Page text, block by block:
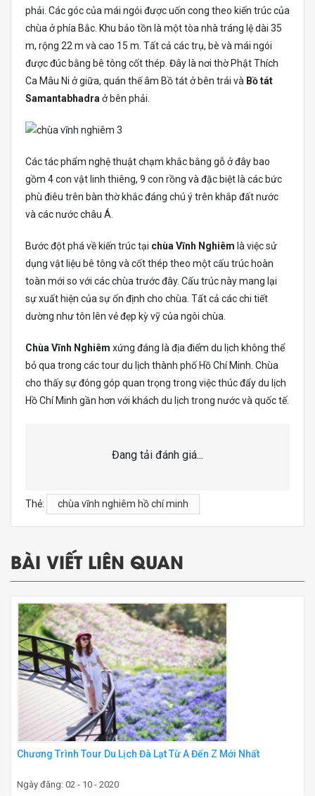
phải. Các góc của mái ngói được uốn cong theo kiến ​​trúc của
chùa ở phía Bắc. Khu bảo tồn là một tòa nhà tráng lệ dài 35
m, rộng 22 m và cao 15 m. Tất cả các trụ, bè và mái ngói
được đúc bằng bê tông cốt thép. Đây là nơi thờ Phật Thích
Ca Mâu Ni ở giữa, quán thế âm Bồ tát ở bên trái và Bồ tát
Samantabhadraở bên phải.
Các tác phẩm nghệ thuật chạm khắc bằng gỗ ở đây bao
gồm 4 con vật linh thiêng, 9 con rồng và đặc biệt là các bức
phù điêu trên bàn thờ khắc đáng chú ý trên khắp đất nước
và các nước châu Á.
Bước đột phá về kiến ​​trúc tại chùa Vĩnh Nghiêm là việc sử
dụng vật liệu bê tông và cốt thép theo một cấu trúc hoàn
toàn mới so với các chùa trước đây. Cấu trúc này mang lại
sự xuất hiện của sự ổn định cho chùa. Tất cả các chi tiết
dường như tôn lên vẻ đẹp kỳ vỹ của ngôi chùa.
Chùa Vĩnh Nghiêm xứng đáng là địa điểm du lịch không thể
bỏ qua trong các tour du lịch thành phố Hồ Chí Minh. Chùa
cho thấy sự đóng góp quan trọng trong việc thúc đẩy du lịch
Hồ Chí Minh gần hơn với khách du lịch trong nước và quốc tế.
Đang tải đánh giá...
Thẻ: chùa vĩnh nghiêm hồ chí minh
BÀI VIẾT LIÊN QUAN
Chương Trình Tour Du Lịch Đà Lạt Từ A Đến Z Mới Nhất
Ngày đăng: 02 - 10 - 2020